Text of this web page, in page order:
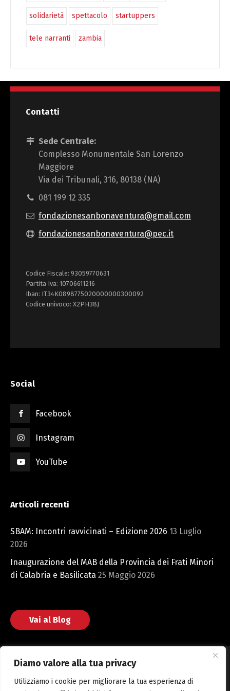
Diamo valore alla tua privacy
Utilizziamo i cookie per migliorare la tua esperienza di
solidarietà spettacolo startuppers
tele narranti zambia
Contatti
Sede Centrale:
Complesso Monumentale San Lorenzo
Maggiore
Via dei Tribunali, 316, 80138 (NA)
081 199 12 335
fondazionesanbonaventura@gmail.com
fondazionesanbonaventura@pec.it
Codice Fiscale: 93059770631
Partita Iva: 10706611216
Iban: IT34K0898775020000000300092
Codice univoco: X2PH38J
Social
Facebook
Instagram
YouTube
Articoli recenti
SBAM: Incontri ravvicinati – Edizione 2026 13 Luglio
2026
Inaugurazione del MAB della Provincia dei Frati Minori
di Calabria e Basilicata 25 Maggio 2026
Vai al Blog
Fondazione San Bonaventura © 2025 Web powered by CMH